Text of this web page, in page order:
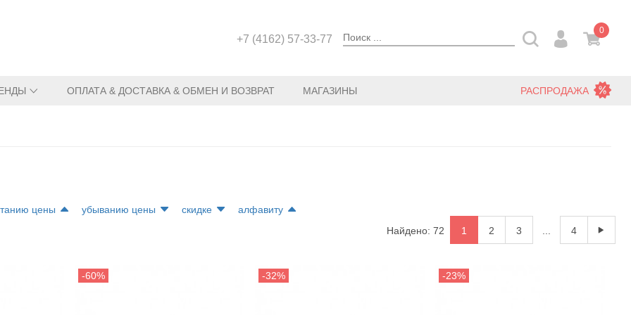
+7 (4162) 57-33-77
0
ОПЛАТА & ДОСТАВКА & ОБМЕН И ВОЗВРАТ МАГАЗИНЫ РАСПРОДАЖА
цены убыванию цены скидке
алфавиту
Найдено: 72
1 2 3 4